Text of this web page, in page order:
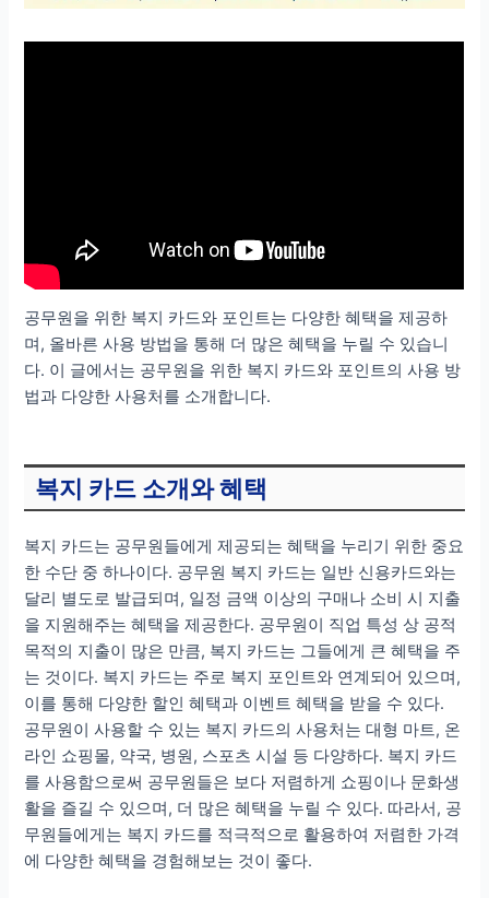
공무원을 위한 복지 카드와 포인트는 다양한 혜택을 제공하
며, 올바른 사용 방법을 통해 더 많은 혜택을 누릴 수 있습니
다. 이 글에서는 공무원을 위한 복지 카드와 포인트의 사용 방
법과 다양한 사용처를 소개합니다.
복지 카드 소개와 혜택
복지 카드는 공무원들에게 제공되는 혜택을 누리기 위한 중요
한 수단 중 하나이다. 공무원 복지 카드는 일반 신용카드와는
달리 별도로 발급되며, 일정 금액 이상의 구매나 소비 시 지출
을 지원해주는 혜택을 제공한다. 공무원이 직업 특성 상 공적
목적의 지출이 많은 만큼, 복지 카드는 그들에게 큰 혜택을 주
는 것이다. 복지 카드는 주로 복지 포인트와 연계되어 있으며,
이를 통해 다양한 할인 혜택과 이벤트 혜택을 받을 수 있다.
공무원이 사용할 수 있는 복지 카드의 사용처는 대형 마트, 온
라인 쇼핑몰, 약국, 병원, 스포츠 시설 등 다양하다. 복지 카드
를 사용함으로써 공무원들은 보다 저렴하게 쇼핑이나 문화생
활을 즐길 수 있으며, 더 많은 혜택을 누릴 수 있다. 따라서, 공
무원들에게는 복지 카드를 적극적으로 활용하여 저렴한 가격
에 다양한 혜택을 경험해보는 것이 좋다.